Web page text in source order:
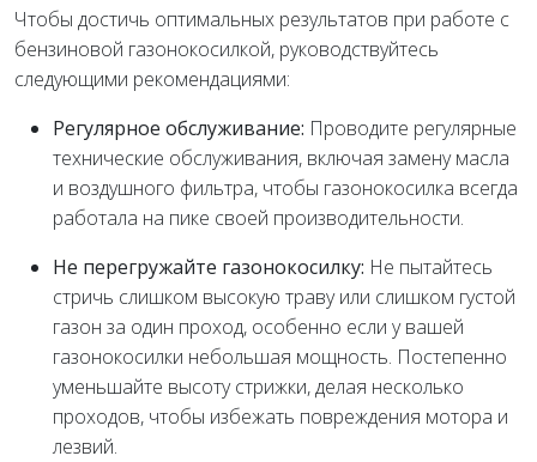
Чтобы достичь оптимальных результатов при работе с
бензиновой газонокосилкой, руководствуйтесь
следующими рекомендациями:
Регулярное обслуживание: Проводите регулярные
технические обслуживания, включая замену масла
и воздушного фильтра, чтобы газонокосилка всегда
работала на пике своей производительности.
Не перегружайте газонокосилку: Не пытайтесь
стричь слишком высокую траву или слишком густой
газон за один проход, особенно если у вашей
газонокосилки небольшая мощность. Постепенно
уменьшайте высоту стрижки, делая несколько
проходов, чтобы избежать повреждения мотора и
лезвий.